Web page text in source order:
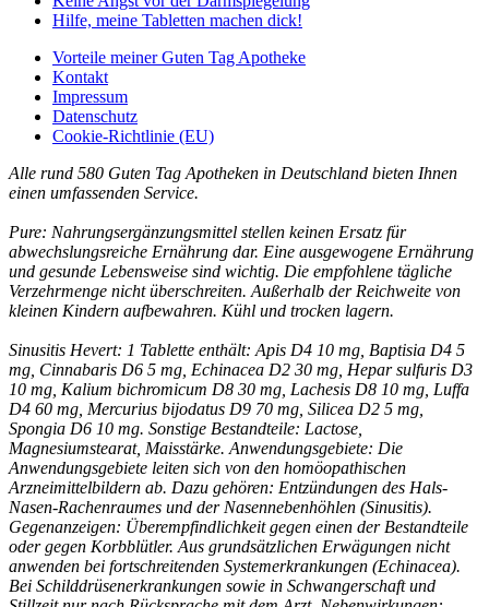
Hilfe, meine Tabletten machen dick!
Vorteile meiner Guten Tag Apotheke
Kontakt
Impressum
Datenschutz
Cookie-Richtlinie (EU)
Alle rund 580 Guten Tag Apotheken in Deutschland bieten Ihnen
einen umfassenden Service.
Pure: Nahrungsergänzungsmittel stellen keinen Ersatz für
abwechslungsreiche Ernährung dar. Eine ausgewogene Ernährung
und gesunde Lebensweise sind wichtig. Die empfohlene tägliche
Verzehrmenge nicht überschreiten. Außerhalb der Reichweite von
kleinen Kindern aufbewahren. Kühl und trocken lagern.
Sinusitis Hevert: 1 Tablette enthält: Apis D4 10 mg, Baptisia D4 5
mg, Cinnabaris D6 5 mg, Echinacea D2 30 mg, Hepar sulfuris D3
10 mg, Kalium bichromicum D8 30 mg, Lachesis D8 10 mg, Luffa
D4 60 mg, Mercurius bijodatus D9 70 mg, Silicea D2 5 mg,
Spongia D6 10 mg. Sonstige Bestandteile: Lactose,
Magnesiumstearat, Maisstärke. Anwendungsgebiete: Die
Anwendungsgebiete leiten sich von den homöopathischen
Arzneimittelbildern ab. Dazu gehören: Entzündungen des Hals-
Nasen-Rachenraumes und der Nasennebenhöhlen (Sinusitis).
Gegenanzeigen: Überempfindlichkeit gegen einen der Bestandteile
oder gegen Korbblütler. Aus grundsätzlichen Erwägungen nicht
anwenden bei fortschreitenden Systemerkrankungen (Echinacea).
Bei Schilddrüsenerkrankungen sowie in Schwangerschaft und